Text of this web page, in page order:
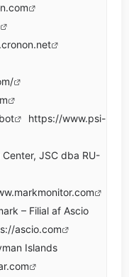
https://www.psi-
JSC dba RU-
– Filial af Ascio
ascio.com
Islands